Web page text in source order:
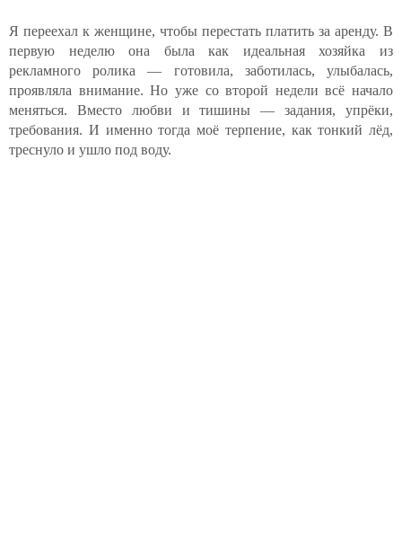
Я переехал к женщине, чтобы перестать платить за аренду. В
первую неделю она была как идеальная хозяйка из
рекламного ролика — готовила, заботилась, улыбалась,
проявляла внимание. Но уже со второй недели всё начало
меняться. Вместо любви и тишины — задания, упрёки,
требования. И именно тогда моё терпение, как тонкий лёд,
треснуло и ушло под воду.